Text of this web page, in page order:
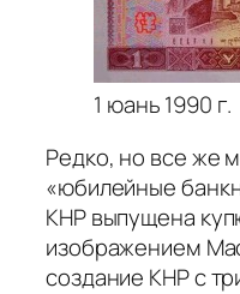
1 юань 1990 г.
Редко, но все же
«юбилейные
КНР выпущена
изображением
создание КНР с